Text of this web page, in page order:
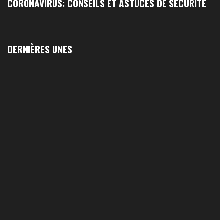
CORONAVIRUS: CONSEILS ET ASTUCES DE SÉCURITÉ
DERNIÈRES UNES